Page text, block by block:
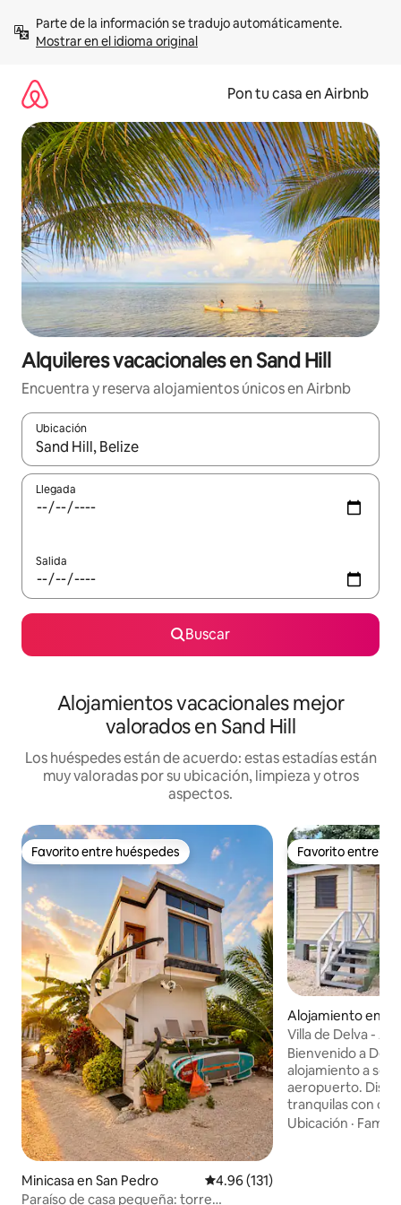
contenidoMostrar en el idioma original
Pon tu casa en Airbnb
Alquileres vacacionales en Sand Hill
Encuentra y reserva alojamientos únicos en Airbnb
Ubicación
Cuando los resultados estén disponibles, navega con las
Llegada
Salida
Buscar
Alojamientos vacacionales mejor
valorados en Sand Hill
Los huéspedes están de acuerdo: estas estadías están
muy valoradas por su ubicación, limpieza y otros
aspectos.
Favorito entre huéspedes
Favorito entre huéspedes
Minicasa en San Pedro Calificación promedio: 4.96 de
4.96 (131)
Paraíso de casa pequeña: torre
Favorito entre
Favorito entre
Alojamiento en
Villa de Delva -
aeropuerto y la
Bienvenido a
alojamiento a solo
aeropuerto.
tranquilas con
amanecer en un
Ubicación ·